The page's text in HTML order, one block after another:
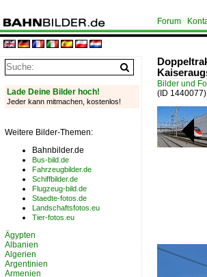
Forum
Bilder und
(ID 1440077)
Lade Deine Bilder hoch!
Jeder kann mitmachen, kostenlos!
Weitere Bilder-Themen:
Bahnbilder.de
Bus-bild.de
Fahrzeugbilder.de
Schiffbilder.de
Flugzeug-bild.de
Staedte-fotos.de
Landschaftsfotos.eu
Tier-fotos.eu
Ägypten
Albanien
Algerien
Argentinien
Armenien